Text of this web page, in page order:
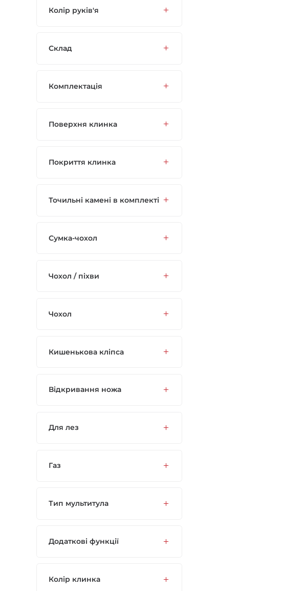
Колір руків'я
Склад
Комплектація
Поверхня клинка
Покриття клинка
Точильні камені в комплекті
Сумка-чохол
Чохол / піхви
Чохол
Кишенькова кліпса
Відкривання ножа
Для лез
Газ
Тип мультитула
Додаткові функції
Колір клинка